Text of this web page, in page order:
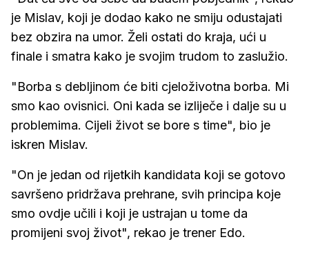
je Mislav, koji je dodao kako ne smiju odustajati
bez obzira na umor. Želi ostati do kraja, ući u
finale i smatra kako je svojim trudom to zaslužio.
"Borba s debljinom će biti cjeloživotna borba. Mi
smo kao ovisnici. Oni kada se izliječe i dalje su u
problemima. Cijeli život se bore s time", bio je
iskren Mislav.
"On je jedan od rijetkih kandidata koji se gotovo
savršeno pridržava prehrane, svih principa koje
smo ovdje učili i koji je ustrajan u tome da
promijeni svoj život", rekao je trener Edo.